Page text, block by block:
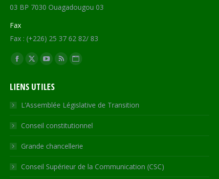
03 BP 7030 Ouagadougou 03
Fax
Fax : (+226) 25 37 62 82/ 83
Trouvez nous sur :
Facebook
opens
in
new
window
X
opens
in
new
window
YouTube
opens
in
new
window
RSS
in
new
window
Site
opens
in
new
LIENS UTILES
L’Assemblée Législative de Transition
Conseil constitutionnel
Grande chancellerie
Conseil Supérieur de la Communication (CSC)